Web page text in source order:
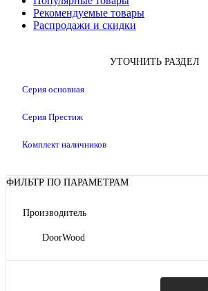
Рекомендуемые товары
Распродажи и скидки
УТОЧНИТЬ РАЗДЕЛ
Серия основная
Серия Престиж
Комплект наличников
ФИЛЬТР ПО ПАРАМЕТРАМ
Производитель
DoorWood